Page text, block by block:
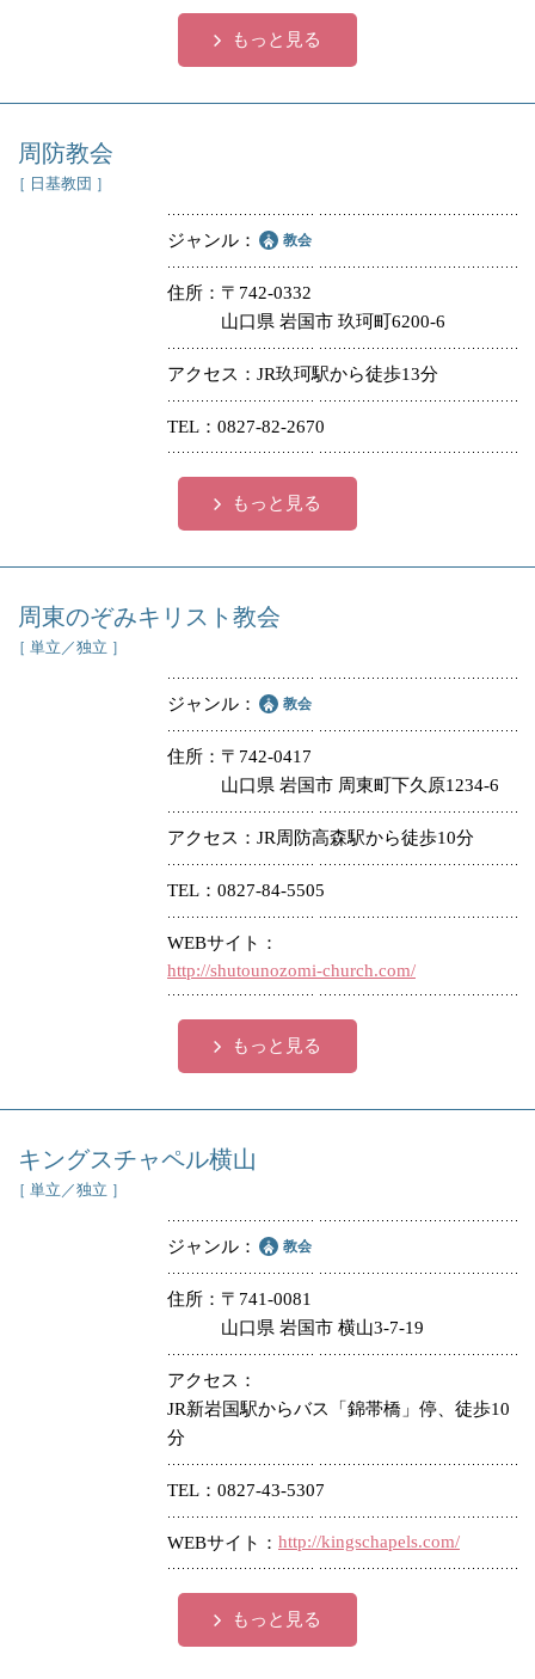
もっと見る
周防教会
［ 日基教団 ］
ジャンル 教会
住所
〒742-0332
山口県 岩国市 玖珂町6200-6
アクセス JR玖珂駅から徒歩13分
TEL 0827-82-2670
もっと見る
周東のぞみキリスト教会
［ 単立／独立 ］
ジャンル 教会
住所
〒742-0417
山口県 岩国市 周東町下久原1234-6
アクセス JR周防高森駅から徒歩10分
TEL 0827-84-5505
WEBサイト
http://shutounozomi-church.com/
もっと見る
キングスチャペル横山
［ 単立／独立 ］
ジャンル 教会
住所
〒741-0081
山口県 岩国市 横山3-7-19
アクセス
JR新岩国駅からバス「錦帯橋」停、徒歩10
分
TEL 0827-43-5307
WEBサイト http://kingschapels.com/
もっと見る